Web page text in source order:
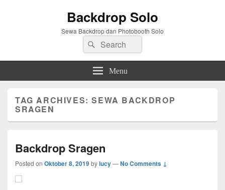
Backdrop Solo
Sewa Backdrop dan Photobooth Solo
Search
for:
Search
Menu
TAG ARCHIVES:SEWA BACKDROP
SRAGEN
Backdrop Sragen
Posted on Oktober 8, 2019bylucy—No Comments ↓